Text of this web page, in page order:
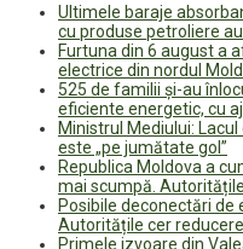
Ultimele baraje
cu produse petroliere
Furtuna din 6 august a
electrice din nordul
525 de familii și-au
eficiente energetic, cu
Ministrul Mediului:
este „pe jumătate gol”
Republica Moldova a
mai scumpă.
Posibile deconectări de
Autoritățile cer
Primele izvoare din